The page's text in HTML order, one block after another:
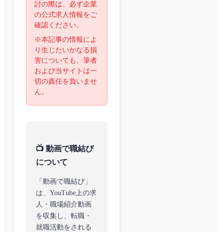
討の際は、必ず企業
の公式求人情報をご
確認ください。
※本記事の情報によ
り生じたいかなる損
害についても、筆者
および当サイトは一
切の責任を負いませ
ん。
📺 動画で職結び
について
「動画で職結び」
は、YouTube上の求
人・職場紹介動画
を収集し、転職・
就職活動をされる